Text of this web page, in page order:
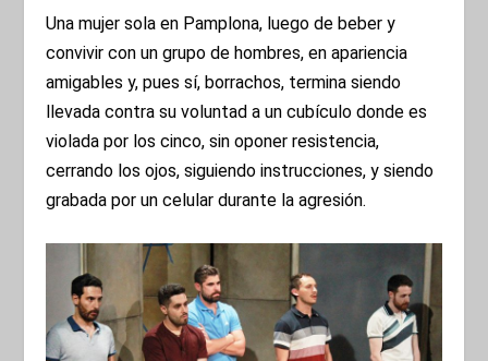
Una mujer sola en Pamplona, luego de beber y
convivir con un grupo de hombres, en apariencia
amigables y, pues sí, borrachos, termina siendo
llevada contra su voluntad a un cubículo donde es
violada por los cinco, sin oponer resistencia,
cerrando los ojos, siguiendo instrucciones, y siendo
grabada por un celular durante la agresión.